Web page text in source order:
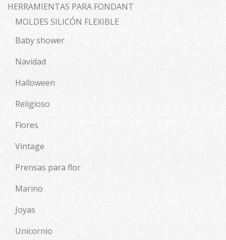
HERRAMIENTAS PARA FONDANT
MOLDES SILICÓN FLEXIBLE
Baby shower
Navidad
Halloween
Religioso
Flores
Vintage
Prensas para flor
Marino
Joyas
Unicornio